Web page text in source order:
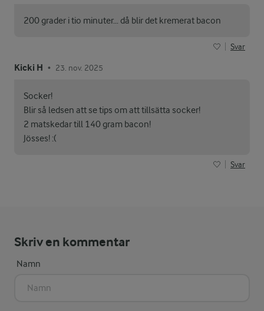
200 grader i tio minuter… då blir det kremerat bacon
Svar
Kicki H • 23. nov. 2025
Socker!
Blir så ledsen att se tips om att tillsätta socker!
2 matskedar till 140 gram bacon!
Jösses! :(
Svar
Skriv en kommentar
Namn